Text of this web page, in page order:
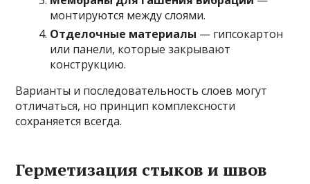
монтируются между слоями.
Отделочные материалы — гипсокартон
или панели, которые закрывают
конструкцию.
Варианты и последовательность слоев могут
отличаться, но принцип комплексности
сохраняется всегда.
Герметизация стыков и швов